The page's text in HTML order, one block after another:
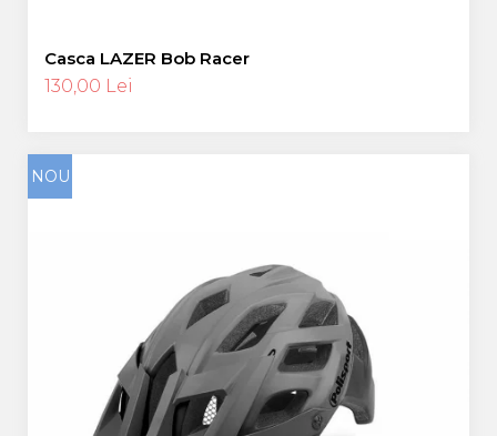
Casca LAZER Bob Racer
130,00 Lei
NOU